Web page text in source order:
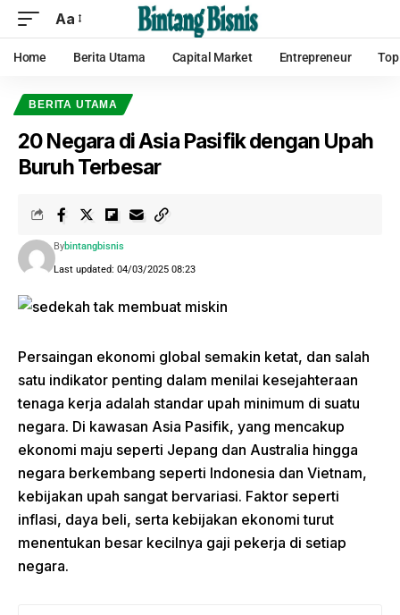
Aa
Home Berita Utama Capital Market Entrepreneur
BERITA UTAMA
20 Negara di Asia Pasifik dengan Upah
Buruh Terbesar
Last updated: 04/03/2025 08:23
Bybintangbisnis
Persaingan ekonomi global semakin ketat, dan salah
satu indikator penting dalam menilai kesejahteraan
tenaga kerja adalah standar upah minimum di suatu
negara. Di kawasan Asia Pasifik, yang mencakup
ekonomi maju seperti Jepang dan Australia hingga
negara berkembang seperti Indonesia dan Vietnam,
kebijakan upah sangat bervariasi. Faktor seperti
inflasi, daya beli, serta kebijakan ekonomi turut
menentukan besar kecilnya gaji pekerja di setiap
negara.